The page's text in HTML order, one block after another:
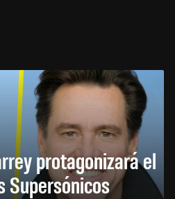
protagonizará el
Supersónicos